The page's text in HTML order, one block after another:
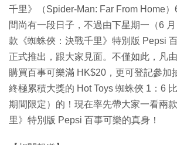
千里》（Spider-Man: Far From Home
間尚有一段日子，不過由下星期一（6
款《蜘蛛俠：決戰千里》特別版 Pepsi
正式推出，跟大家見面。不僅如此，凡
購買百事可樂滿 HK$20，更可登記參加
終極累積大獎的 Hot Toys 蜘蛛俠 1：6
期間限定）的！現在率先帶大家一看兩
里》特別版 Pepsi 百事可樂的真身！